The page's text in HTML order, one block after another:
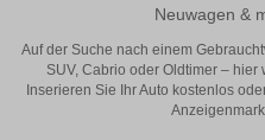
Neuwagen &
Auf der Suche nach einem
SUV, Cabrio oder Oldtimer –
Inserieren Sie Ihr Auto kostenlos